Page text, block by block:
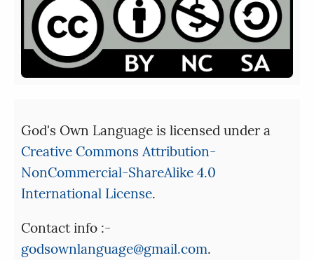
God's Own Language is licensed under a
Creative Commons Attribution-
NonCommercial-ShareAlike 4.0
International License.
Contact info :-
godsownlanguage@gmail.com.